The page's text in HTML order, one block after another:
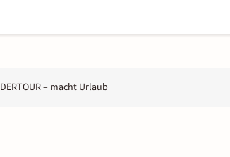
DERTOUR – macht Urlaub